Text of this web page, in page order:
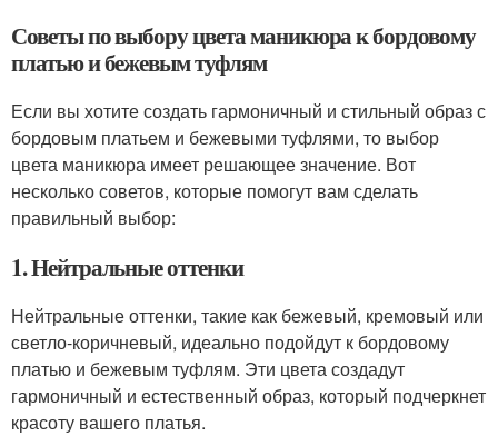
Советы по выбору цвета маникюра к бордовому
платью и бежевым туфлям
Если вы хотите создать гармоничный и стильный образ с
бордовым платьем и бежевыми туфлями, то выбор
цвета маникюра имеет решающее значение. Вот
несколько советов, которые помогут вам сделать
правильный выбор:
1. Нейтральные оттенки
Нейтральные оттенки, такие как бежевый, кремовый или
светло-коричневый, идеально подойдут к бордовому
платью и бежевым туфлям. Эти цвета создадут
гармоничный и естественный образ, который подчеркнет
красоту вашего платья.